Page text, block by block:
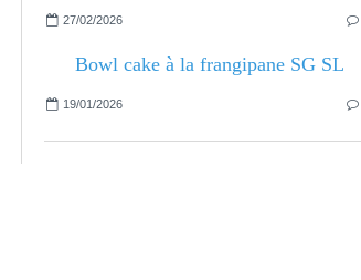
27/02/2026
Bowl cake à la frangipane SG SL
19/01/2026